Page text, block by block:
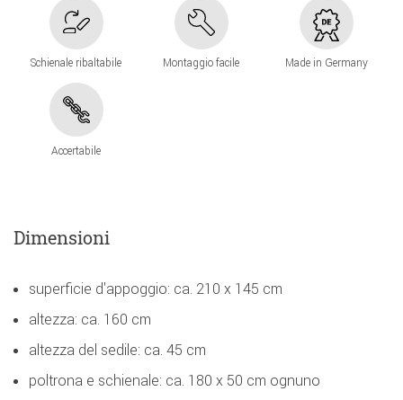
Schienale ribaltabile Montaggio facile Made in Germany
Accertabile
Dimensioni
superficie d'appoggio: ca. 210 x 145 cm
altezza: ca. 160 cm
altezza del sedile: ca. 45 cm
poltrona e schienale: ca. 180 x 50 cm ognuno